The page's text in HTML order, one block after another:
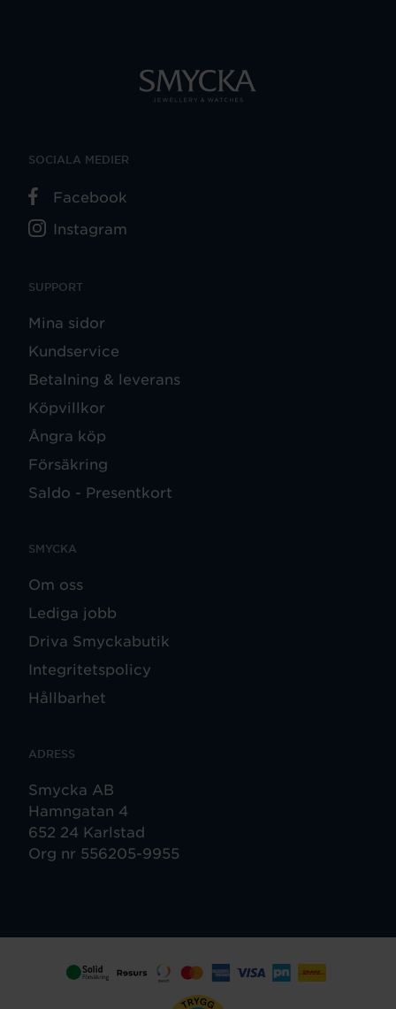
SUPPORT
Mina sidor
Kundservice
Betalning & leverans
Köpvillkor
Ångra köp
Försäkring
Saldo - Presentkort
SMYCKA
Om oss
Lediga jobb
Driva Smyckabutik
Integritetspolicy
Hållbarhet
ADRESS
Smycka AB
Hamngatan 4
652 24 Karlstad
Org nr 556205-9955
SOCIALA MEDIER
Facebook
Instagram